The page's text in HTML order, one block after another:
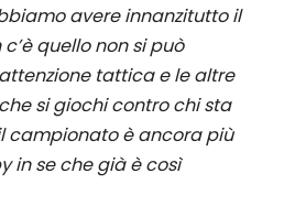
avere innanzitutto il
quello non si può
tattica e le altre
si giochi contro chi sta
campionato è ancora più
in se che già è così